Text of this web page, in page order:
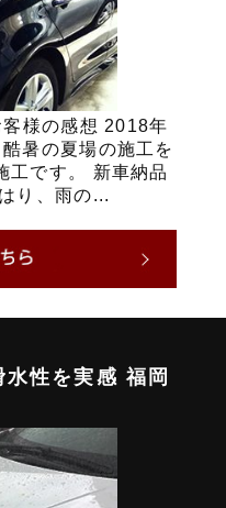
客様の感想 2018年
暑の夏場の施工を
工です。 新車納品
り、雨の...
性を実感 福岡